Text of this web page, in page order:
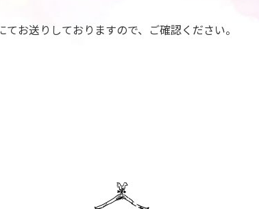
お送りしておりますので、ご確認ください。